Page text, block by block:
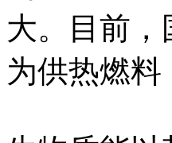
大。目前
为供热燃